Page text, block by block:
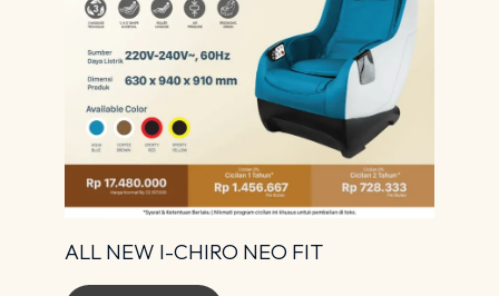
ALL NEW I-CHIRO NEO FIT